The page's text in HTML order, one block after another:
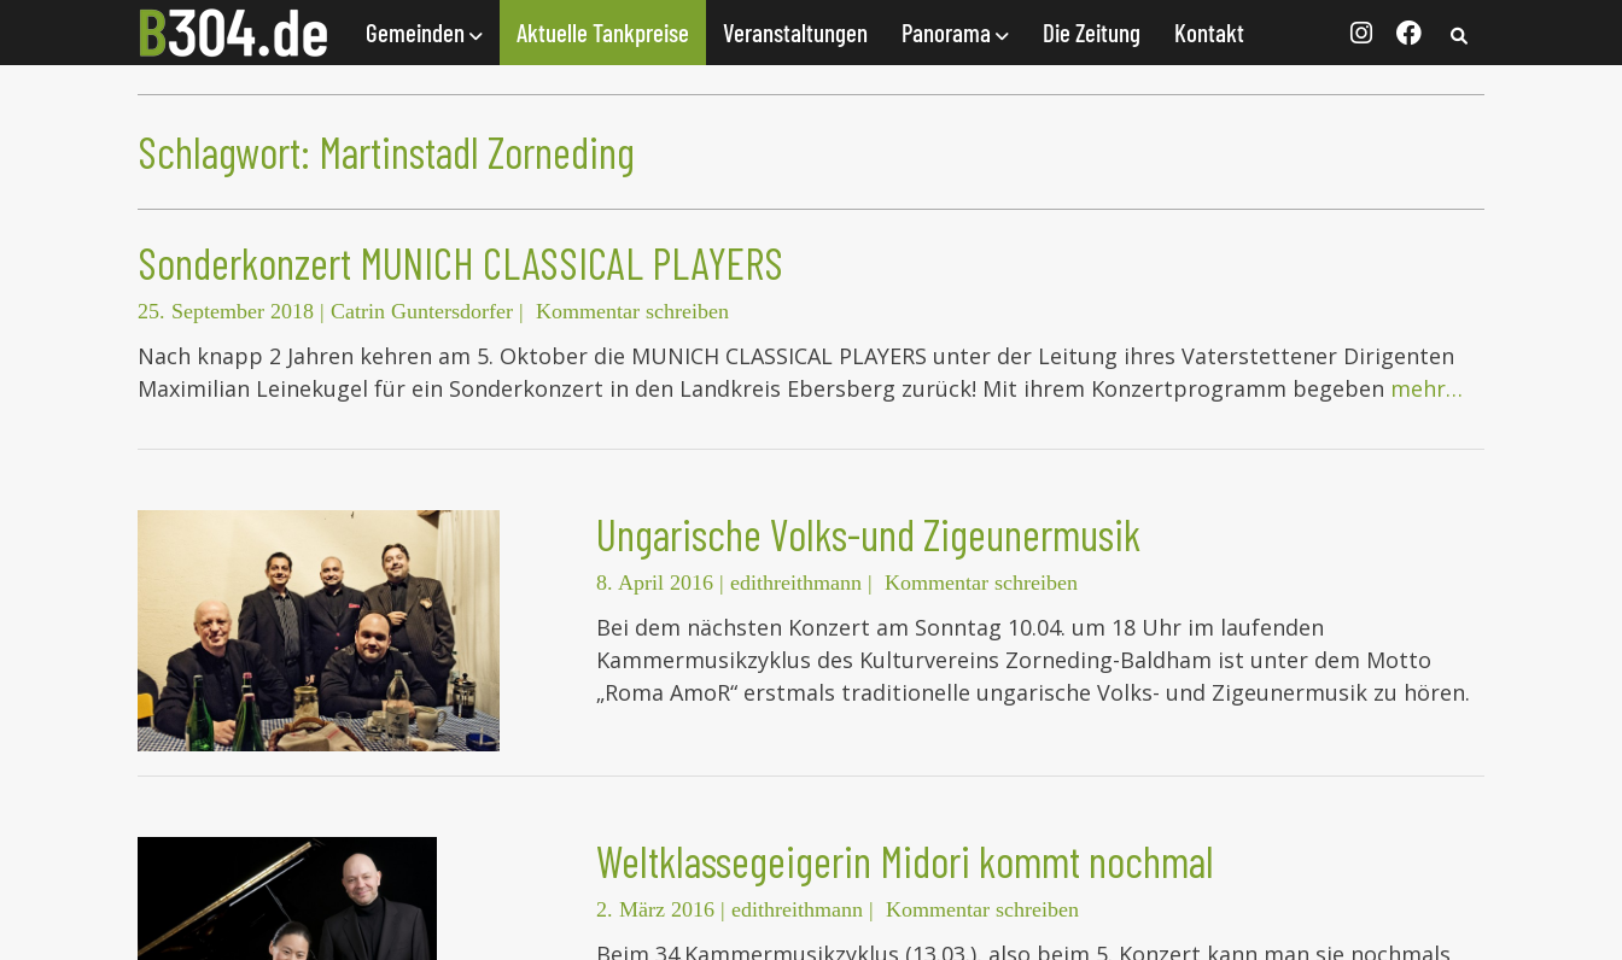
Gemeinden Aktuelle Tankpreise Veranstaltungen Panorama Die Zeitung Kontakt
Schlagwort: Martinstadl Zorneding
Sonderkonzert MUNICH CLASSICAL PLAYERS
25. September 2018 | Catrin Guntersdorfer | Kommentar schreiben
Nach knapp 2 Jahren kehren am 5. Oktober die MUNICH CLASSICAL PLAYERS unter der Leitung ihres Vaterstettener Dirigenten
Maximilian Leinekugel für ein Sonderkonzert in den Landkreis Ebersberg zurück! Mit ihrem Konzertprogramm begeben mehr…
Ungarische Volks-und Zigeunermusik
8. April 2016 | edithreithmann | Kommentar schreiben
Bei dem nächsten Konzert am Sonntag 10.04. um 18 Uhr im laufenden
Kammermusikzyklus des Kulturvereins Zorneding-Baldham ist unter dem Motto
„Roma AmoR“ erstmals traditionelle ungarische Volks- und Zigeunermusik zu hören.
Weltklassegeigerin Midori kommt nochmal
2. März 2016 | edithreithmann | Kommentar schreiben